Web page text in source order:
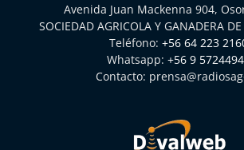
Avenida Juan Mackenna 904,
SOCIEDAD AGRICOLA Y GANADERA
Teléfono: +56 64 223
Whatsapp: +56 9
Contacto: